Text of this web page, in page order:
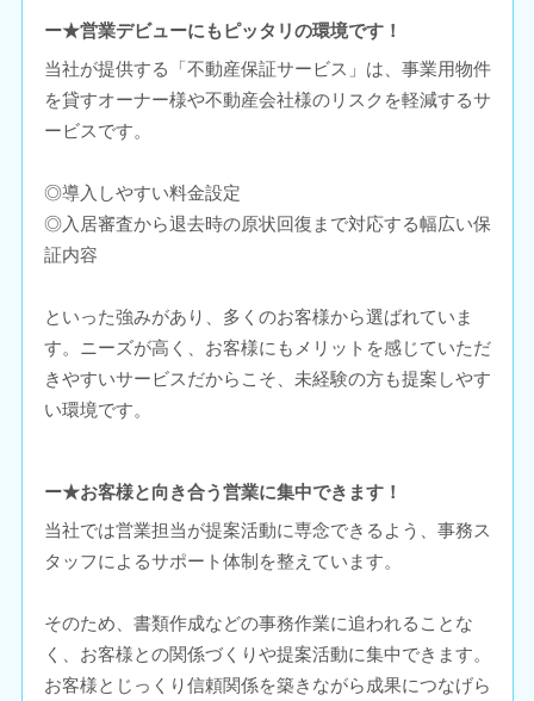
ー★営業デビューにもピッタリの環境です！
当社が提供する「不動産保証サービス」は、事業用物件
を貸すオーナー様や不動産会社様のリスクを軽減するサ
ービスです。
◎導入しやすい料金設定
◎入居審査から退去時の原状回復まで対応する幅広い保
証内容
といった強みがあり、多くのお客様から選ばれていま
す。ニーズが高く、お客様にもメリットを感じていただ
きやすいサービスだからこそ、未経験の方も提案しやす
い環境です。
ー★お客様と向き合う営業に集中できます！
当社では営業担当が提案活動に専念できるよう、事務ス
タッフによるサポート体制を整えています。
そのため、書類作成などの事務作業に追われることな
く、お客様との関係づくりや提案活動に集中できます。
お客様とじっくり信頼関係を築きながら成果につなげら